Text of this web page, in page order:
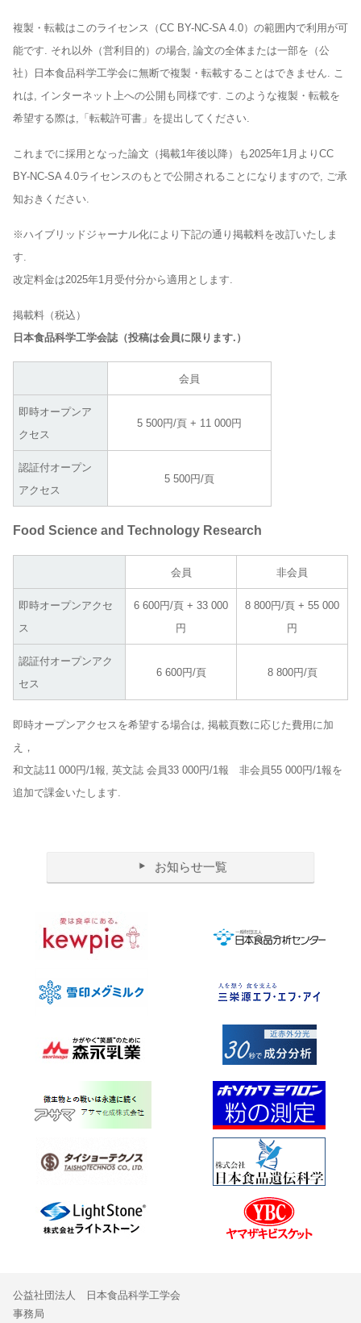
複製・転載はこのライセンス（CC BY-NC-SA 4.0）の範囲内で利用が可
能です. それ以外（営利目的）の場合, 論文の全体または一部を（公
社）日本食品科学工学会に無断で複製・転載することはできません. こ
れは, インターネット上への公開も同様です. このような複製・転載を
希望する際は,「転載許可書」を提出してください.
これまでに採用となった論文（掲載1年後以降）も2025年1月よりCC
BY-NC-SA 4.0ライセンスのもとで公開されることになりますので, ご承
知おきください.
※ハイブリッドジャーナル化により下記の通り掲載料を改訂いたしま
す.
改定料金は2025年1月受付分から適用とします.
掲載料（税込）
日本食品科学工学会誌（投稿は会員に限ります.）
会員
即時オープンア
クセス
5 500円/頁 + 11 000円
認証付オープン
アクセス
5 500円/頁
Food Science and Technology Research
会員 非会員
即時オープンアクセ
ス
6 600円/頁 + 33 000
円
8 800円/頁 + 55 000
円
認証付オープンアク
セス
6 600円/頁 8 800円/頁
即時オープンアクセスを希望する場合は, 掲載頁数に応じた費用に加
え，
和文誌11 000円/1報, 英文誌 会員33 000円/1報 非会員55 000円/1報を
追加で課金いたします.
お知らせ一覧
公益社団法人 日本食品科学工学会
事務局